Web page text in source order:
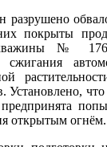
разрушено
покрыты
№ 176
сжигания
Установлено,
открытым огнём.